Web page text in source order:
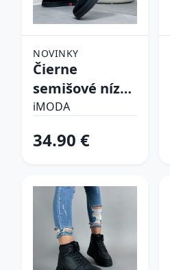
NOVINKY
Čierne
semišové nízke
čižmy
iMODA
34.90 €